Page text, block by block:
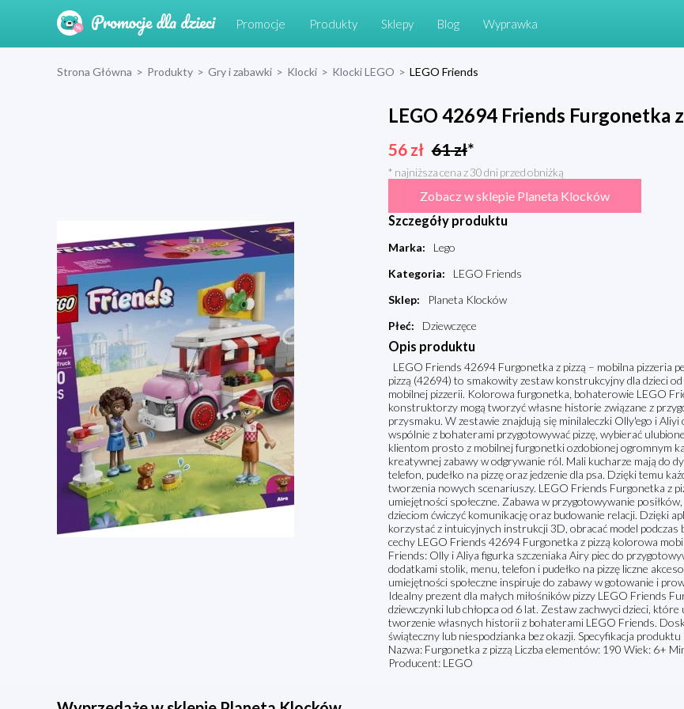
Promocje Produkty Sklepy Blog Wyprawka
Strona Główna > Produkty > Gry i zabawki > Klocki > Klocki LEGO > LEGO Friends
LEGO 42694 Friends Furgonetka
56zł 61zł*
* najniższa cena z 30 dni przed obniżką
Zobacz w sklepie Planeta Klocków
Szczegóły produktu
Marka:
Lego
Kategoria:
LEGO Friends
Sklep:
Planeta Klocków
Płeć: Dziewczęce
Opis produktu
LEGO Friends 42694 Furgonetka z pizzą – mobilna pizzeria
pizzą (42694) to smakowity zestaw konstrukcyjny dla dzieci
mobilnej pizzerii. Kolorowa furgonetka, bohaterowie LEGO
konstruktorzy mogą tworzyć własne historie związane z
przysmaku. W zestawie znajdują się minilaleczki Olly'ego i
wspólnie z bohaterami przygotowywać pizzę, wybierać
klientom prosto z mobilnej furgonetki ozdobionej ogromnym
kreatywnej zabawy w odgrywanie ról. Mali kucharze mają do
telefon, pudełko na pizzę oraz jedzenie dla psa. Dzięki temu
tworzenia nowych scenariuszy. LEGO Friends Furgonetka z
umiejętności społeczne. Zabawa w przygotowywanie
dzieciom ćwiczyć komunikację oraz budowanie relacji. Dzięki
korzystać z intuicyjnych instrukcji 3D, obracać model podczas
cechy LEGO Friends 42694 Furgonetka z pizzą kolorowa
Friends: Olly i Aliya figurka szczeniaka Airy piec do
dodatkami stolik, menu, telefon i pudełko na pizzę liczne
umiejętności społeczne inspiruje do zabawy w gotowanie i
Idealny prezent dla małych miłośników pizzy LEGO Friends
dziewczynki lub chłopca od 6 lat. Zestaw zachwyci dzieci,
tworzenie własnych historii z bohaterami LEGO Friends.
świąteczny lub niespodzianka bez okazji. Specyfikacja
Nazwa: Furgonetka z pizzą Liczba elementów: 190 Wiek: 6+
Producent: LEGO